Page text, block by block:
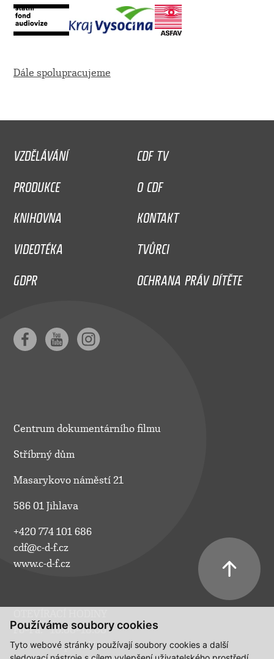
Používáme soubory cookies
Tyto webové stránky používají soubory cookies a další
Dále spolupracujeme
VZDĚLÁVÁNÍ
CDF TV
PRODUKCE
O CDF
KNIHOVNA
KONTAKT
VIDEOTÉKA
TVŮRCI
GDPR
OCHRANA PRÁV DÍTĚTE
Centrum dokumentárního filmu
Stříbrný dům
Masarykovo náměstí 21
586 01 Jihlava
+420 774 101 686
cdf@c-d-f.cz
www.c-d-f.cz
Po–Pá:
10.00–18.00
So:
na požádání